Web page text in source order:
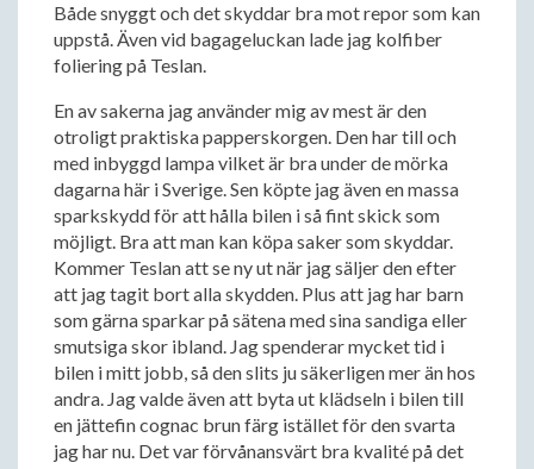
Både snyggt och det skyddar bra mot repor som kan
uppstå. Även vid bagageluckan lade jag kolfiber
foliering på Teslan.
En av sakerna jag använder mig av mest är den
otroligt praktiska papperskorgen. Den har till och
med inbyggd lampa vilket är bra under de mörka
dagarna här i Sverige. Sen köpte jag även en massa
sparkskydd för att hålla bilen i så fint skick som
möjligt. Bra att man kan köpa saker som skyddar.
Kommer Teslan att se ny ut när jag säljer den efter
att jag tagit bort alla skydden. Plus att jag har barn
som gärna sparkar på sätena med sina sandiga eller
smutsiga skor ibland. Jag spenderar mycket tid i
bilen i mitt jobb, så den slits ju säkerligen mer än hos
andra. Jag valde även att byta ut klädseln i bilen till
en jättefin cognac brun färg istället för den svarta
jag har nu. Det var förvånansvärt bra kvalité på det